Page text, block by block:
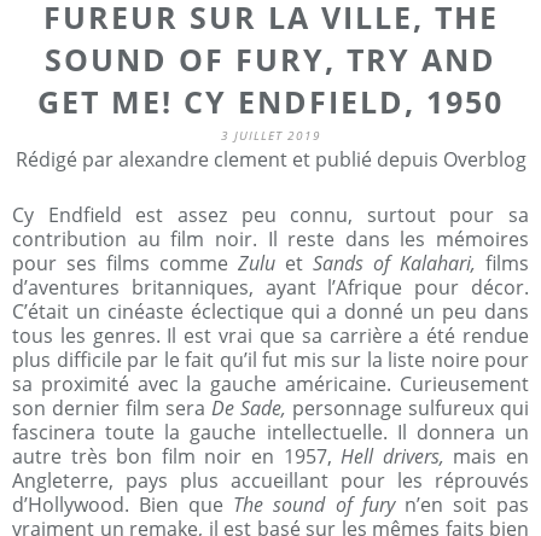
FUREUR SUR LA VILLE, THE
SOUND OF FURY, TRY AND
GET ME! CY ENDFIELD, 1950
3 JUILLET 2019
Rédigé par alexandre clement et publié depuis Overblog
Cy Endfield est assez peu connu, surtout pour sa
contribution au film noir. Il reste dans les mémoires
pour ses films comme Zulu et Sands of Kalahari, films
d’aventures britanniques, ayant l’Afrique pour décor.
C’était un cinéaste éclectique qui a donné un peu dans
tous les genres. Il est vrai que sa carrière a été rendue
plus difficile par le fait qu’il fut mis sur la liste noire pour
sa proximité avec la gauche américaine. Curieusement
son dernier film sera De Sade, personnage sulfureux qui
fascinera toute la gauche intellectuelle. Il donnera un
autre très bon film noir en 1957,Hell drivers, mais en
Angleterre, pays plus accueillant pour les réprouvés
d’Hollywood. Bien que The sound of fury n’en soit pas
vraiment un remake, il est basé sur les mêmes faits bien